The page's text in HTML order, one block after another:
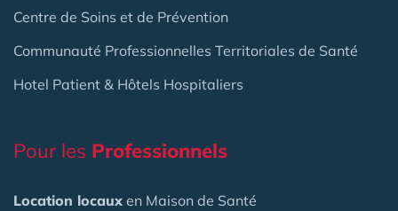
Centre de Soins et de Prévention
Communauté Professionnelles Territoriales de Santé
Hotel Patient & Hôtels Hospitaliers
Pour les Professionnels
Location locaux en Maison de Santé